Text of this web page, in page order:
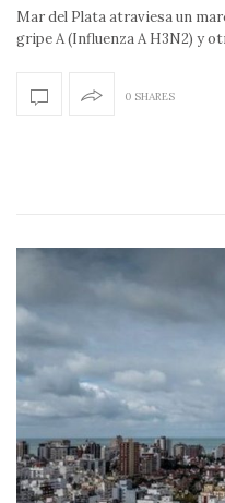
Mar del Plata atraviesa un
gripe A (Influenza A H3N2) y
0 SHARES